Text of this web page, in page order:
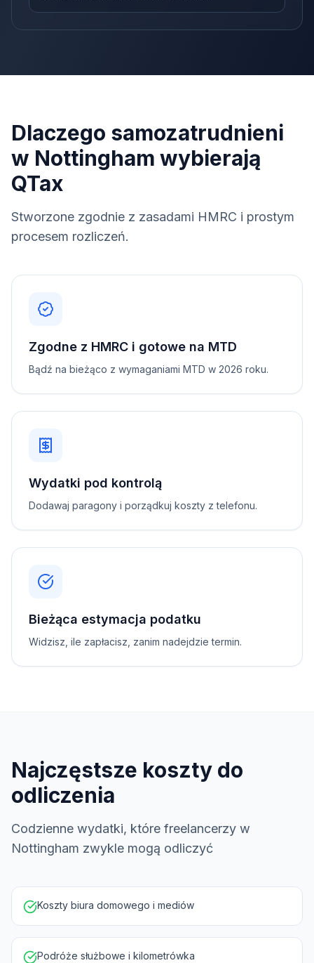
Dlaczego samozatrudnieni
w Nottingham wybierają
QTax
Stworzone zgodnie z zasadami HMRC i prostym
procesem rozliczeń.
Zgodne z HMRC i gotowe na MTD
Bądź na bieżąco z wymaganiami MTD w 2026 roku.
Wydatki pod kontrolą
Dodawaj paragony i porządkuj koszty z telefonu.
Bieżąca estymacja podatku
Widzisz, ile zapłacisz, zanim nadejdzie termin.
Najczęstsze koszty do
odliczenia
Codzienne wydatki, które freelancerzy w
Nottingham zwykle mogą odliczyć
Koszty biura domowego i mediów
Podróże służbowe i kilometrówka